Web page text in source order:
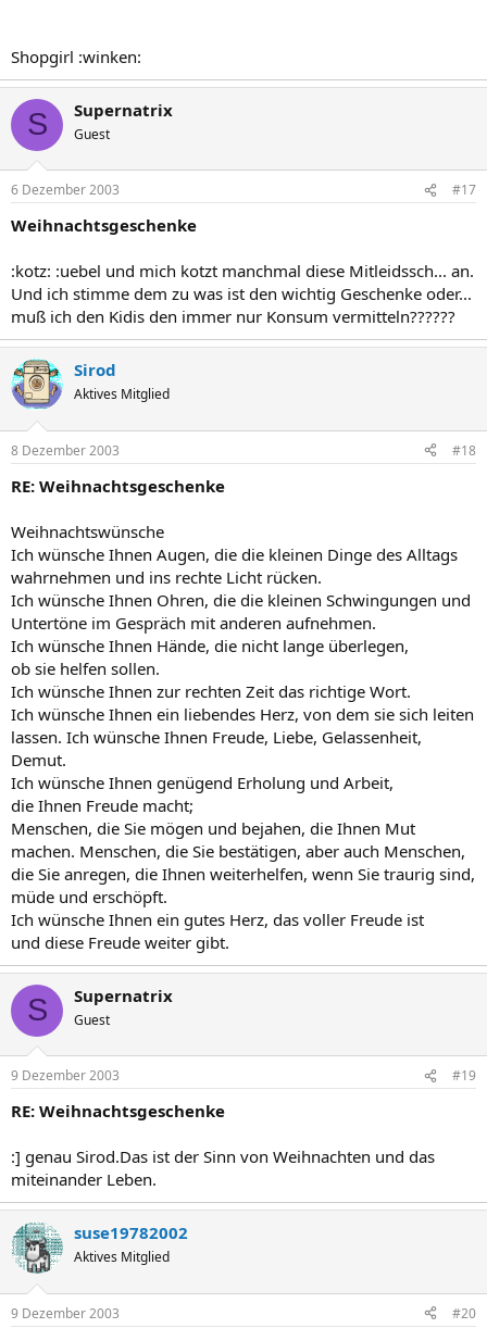
Shopgirl :winken:
S Supernatrix
Guest
6 Dezember 2003 #17
Weihnachtsgeschenke
:kotz: :uebel und mich kotzt manchmal diese Mitleidssch... an.
Und ich stimme dem zu was ist den wichtig Geschenke oder...
muß ich den Kidis den immer nur Konsum vermitteln??????
Sirod
Aktives Mitglied
8 Dezember 2003 #18
RE: Weihnachtsgeschenke
Weihnachtswünsche
Ich wünsche Ihnen Augen, die die kleinen Dinge des Alltags
wahrnehmen und ins rechte Licht rücken.
Ich wünsche Ihnen Ohren, die die kleinen Schwingungen und
Untertöne im Gespräch mit anderen aufnehmen.
Ich wünsche Ihnen Hände, die nicht lange überlegen,
ob sie helfen sollen.
Ich wünsche Ihnen zur rechten Zeit das richtige Wort.
Ich wünsche Ihnen ein liebendes Herz, von dem sie sich leiten
lassen. Ich wünsche Ihnen Freude, Liebe, Gelassenheit,
Demut.
Ich wünsche Ihnen genügend Erholung und Arbeit,
die Ihnen Freude macht;
Menschen, die Sie mögen und bejahen, die Ihnen Mut
machen. Menschen, die Sie bestätigen, aber auch Menschen,
die Sie anregen, die Ihnen weiterhelfen, wenn Sie traurig sind,
müde und erschöpft.
Ich wünsche Ihnen ein gutes Herz, das voller Freude ist
und diese Freude weiter gibt.
S Supernatrix
Guest
9 Dezember 2003 #19
RE: Weihnachtsgeschenke
:] genau Sirod.Das ist der Sinn von Weihnachten und das
miteinander Leben.
suse19782002
Aktives Mitglied
9 Dezember 2003 #20